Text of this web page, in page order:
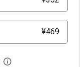
¥469
デジタルライセン